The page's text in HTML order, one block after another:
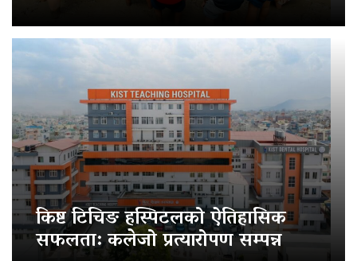
किष्ट टिचिङ हस्पिटलको ऐतिहासिक
सफलता: कलेजो प्रत्यारोपण सम्पन्न